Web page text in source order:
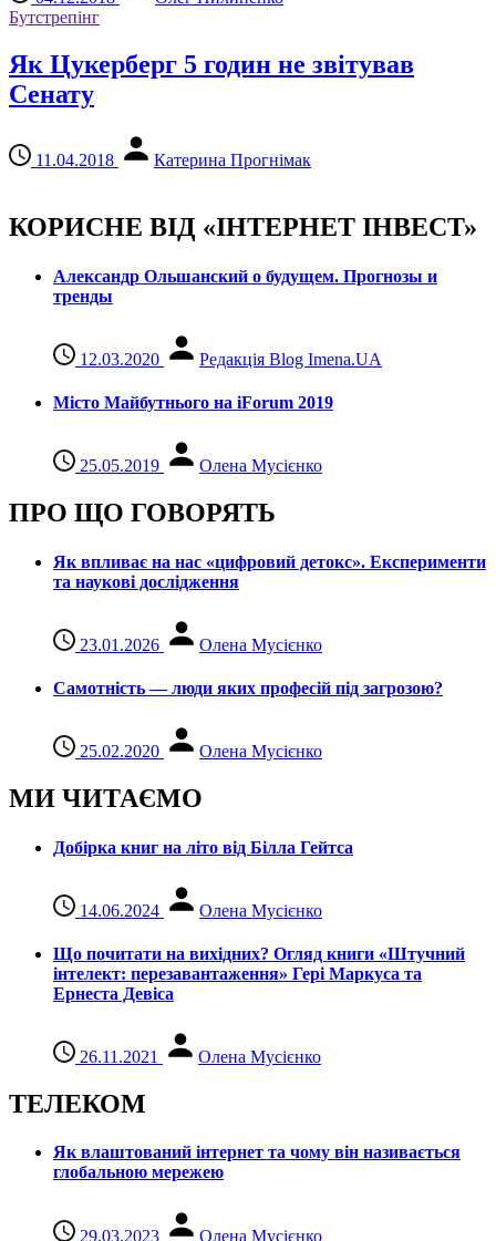
Бутстрепінг
Як Цукерберг 5 годин не звітував
Сенату
11.04.2018 Катерина Прогнімак
КОРИСНЕ ВІД «ІНТЕРНЕТ ІНВЕСТ»
Александр Ольшанский о будущем. Прогнозы и
тренды
12.03.2020 Редакція Blog Imena.UA
Місто Майбутнього на iForum 2019
25.05.2019 Олена Мусієнко
ПРО ЩО ГОВОРЯТЬ
Як впливає на нас «цифровий детокс». Експерименти
та наукові дослідження
23.01.2026 Олена Мусієнко
Самотність — люди яких професій під загрозою?
25.02.2020 Олена Мусієнко
МИ ЧИТАЄМО
Добірка книг на літо від Білла Гейтса
14.06.2024 Олена Мусієнко
Що почитати на вихідних? Огляд книги «Штучний
інтелект: перезавантаження» Гері Маркуса та
Ернеста Девіса
26.11.2021 Олена Мусієнко
ТЕЛЕКОМ
Як влаштований інтернет та чому він називається
глобальною мережею
29.03.2023 Олена Мусієнко